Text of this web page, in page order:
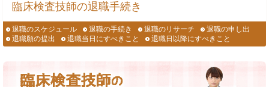
臨床検査技師の退職手続き
退職のスケジュール 退職の手続き 退職のリサーチ
退職の申し出
退職願の提出
退職当日にすべきこと 退職日以降にすべきこと